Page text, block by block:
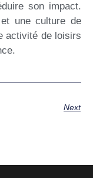
son impact.
une culture de
activité de loisirs
Next